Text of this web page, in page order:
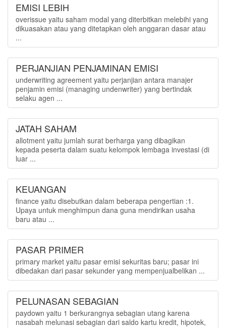
EMISI LEBIH
overissue yaitu saham modal yang diterbitkan melebihi yang
dikuasakan atau yang ditetapkan oleh anggaran dasar atau
...
PERJANJIAN PENJAMINAN EMISI
underwriting agreement yaitu perjanjian antara manajer
penjamin emisi (managing undenwriter) yang bertindak
selaku agen ...
JATAH SAHAM
allotment yaitu jumlah surat berharga yang dibagikan
kepada peserta dalam suatu kelompok lembaga investasi (di
luar ...
KEUANGAN
finance yaitu disebutkan dalam beberapa pengertian :1.
Upaya untuk menghimpun dana guna mendirikan usaha
baru atau ...
PASAR PRIMER
primary market yaitu pasar emisi sekuritas baru; pasar ini
dibedakan dari pasar sekunder yang mempenjualbelikan ...
PELUNASAN SEBAGIAN
paydown yaitu 1 berkurangnya sebagian utang karena
nasabah melunasi sebagian dari saldo kartu kredit, hipotek,